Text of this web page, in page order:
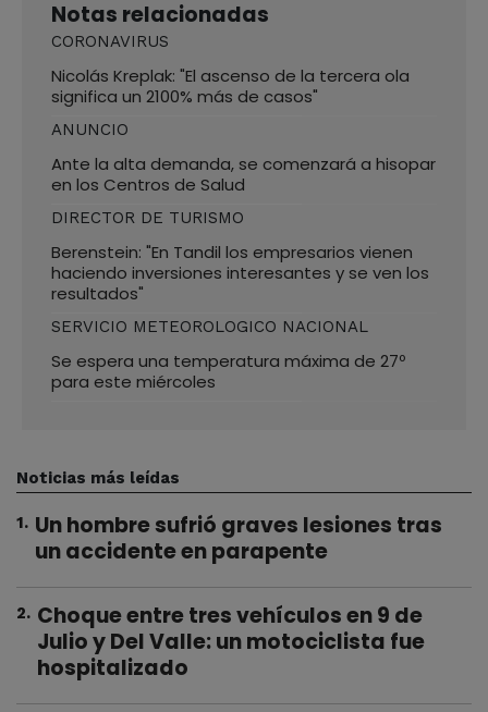
Notas relacionadas
CORONAVIRUS
Nicolás Kreplak: "El ascenso de la tercera ola
significa un 2100% más de casos"
ANUNCIO
Ante la alta demanda, se comenzará a hisopar
en los Centros de Salud
DIRECTOR DE TURISMO
Berenstein: "En Tandil los empresarios vienen
haciendo inversiones interesantes y se ven los
resultados"
SERVICIO METEOROLOGICO NACIONAL
Se espera una temperatura máxima de 27º
para este miércoles
Noticias más leídas
1. Un hombre sufrió graves lesiones tras
un accidente en parapente
2. Choque entre tres vehículos en 9 de
Julio y Del Valle: un motociclista fue
hospitalizado